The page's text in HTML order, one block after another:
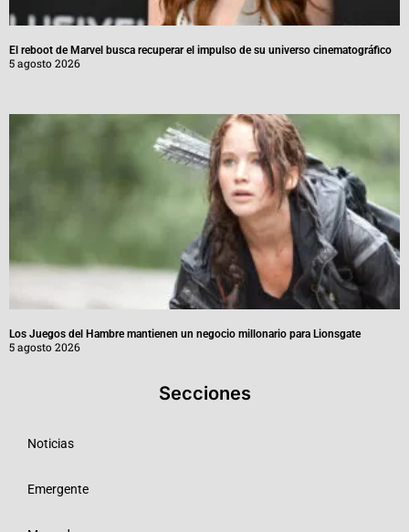
El reboot de Marvel busca recuperar el impulso de su universo cinematográfico
5 agosto 2026
Los Juegos del Hambre mantienen un negocio millonario para Lionsgate
5 agosto 2026
Secciones
Noticias
Emergente